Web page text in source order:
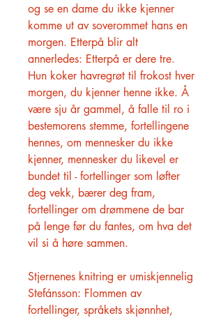
og se en dame du ikke kjenner
komme ut av soverommet hans en
morgen. Etterpå blir alt
annerledes: Etterpå er dere tre.
Hun koker havregrøt til frokost hver
morgen, du kjenner henne ikke. Å
være sju år gammel, å falle til ro i
bestemorens stemme, fortellingene
hennes, om mennesker du ikke
kjenner, mennesker du likevel er
bundet til - fortellinger som løfter
deg vekk, bærer deg fram,
fortellinger om drømmene de bar
på lenge før du fantes, om hva det
vil si å høre sammen.
Stjernenes knitring er umiskjennelig
Stefánsson: Flommen av
fortellinger, språkets skjønnhet,